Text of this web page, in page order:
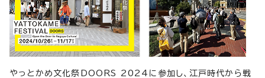
やっとかめ文化祭DOORS 2024に参加し、江戸時代から戦